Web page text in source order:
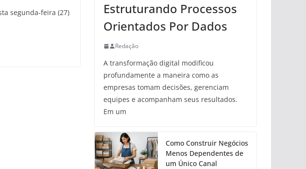
segunda-feira (27)
Estruturando Processos
Orientados Por Dados
Redação
A transformação digital modificou
profundamente a maneira como as
empresas tomam decisões, gerenciam
equipes e acompanham seus resultados.
Em um
Como Construir Negócios
Menos Dependentes de
um Único Canal